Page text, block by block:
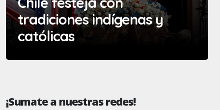
tradiciones indígenas y
católicas
¡Sumate a nuestras redes!